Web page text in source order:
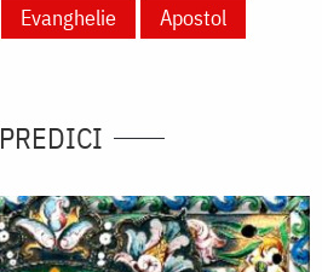
Evanghelie Apostol
PREDICI